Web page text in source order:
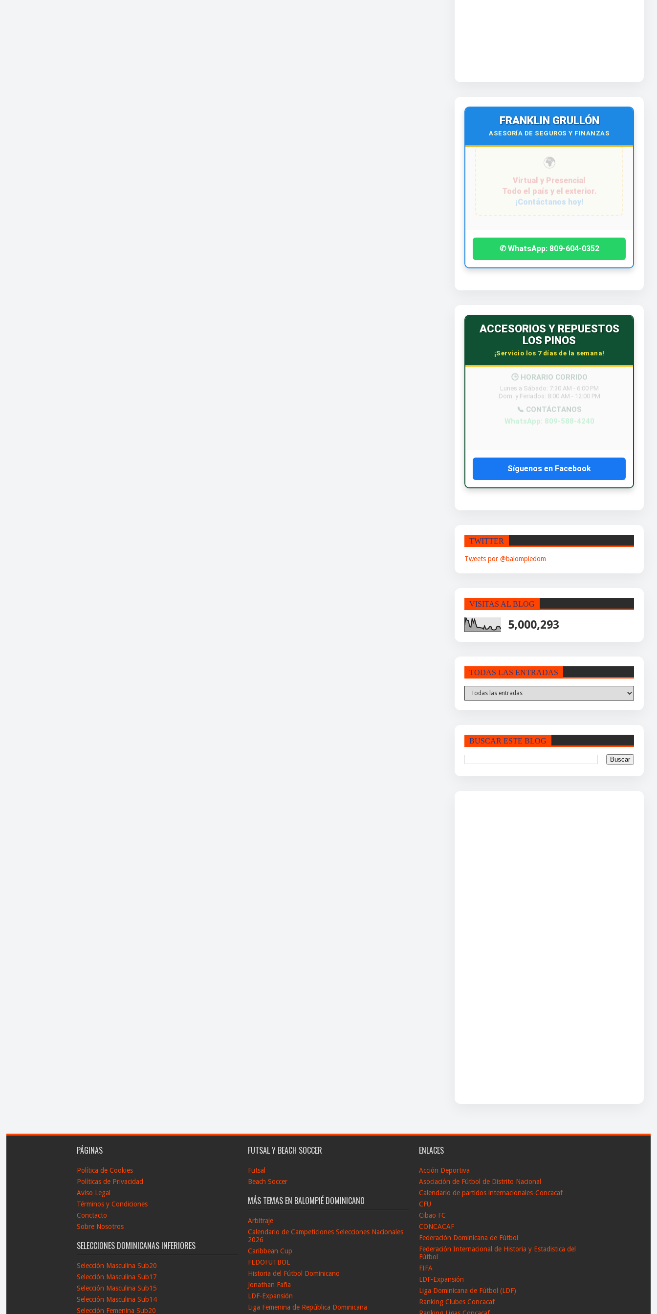
FRANKLIN GRULLÓN
ASESORÍA DE SEGUROS Y FINANZAS
¡Contáctanos hoy!
✆ WhatsApp: 809-604-0352
ACCESORIOS Y REPUESTOS
LOS PINOS
¡Servicio los 7 días de la semana!
Síguenos en Facebook
TWITTER
Tweets por @balompiedom
VISITAS AL BLOG
5,000,293
TODAS LAS ENTRADAS
BUSCAR ESTE BLOG
PÁGINAS
Política de Cookies
Políticas de Privacidad
Aviso Legal
Términos y Condiciones
Conctacto
Sobre Nosotros
SELECCIONES DOMINICANAS INFERIORES
Selección Masculina Sub20
Selección Masculina Sub17
Selección Masculina Sub15
Selección Masculina Sub14
Selección Femenina Sub20
FUTSAL Y BEACH SOCCER
Futsal
Beach Soccer
MÁS TEMAS EN BALOMPIÉ DOMINICANO
Arbitraje
Calendario de Campeticiones Selecciones Nacionales
2026
Caribbean Cup
FEDOFUTBOL
Historia del Fútbol Dominicano
Jonathan Faña
LDF-Expansión
Liga Femenina de República Dominicana
ENLACES
Acción Deportiva
Asociación de Fútbol de Distrito Nacional
Calendario de partidos internacionales-Concacaf
CFU
Cibao FC
CONCACAF
Federación Dominicana de Fútbol
Federación Internacional de Historia y Estadistica del
Fútbol
FIFA
LDF-Expansión
Liga Dominicana de Fútbol (LDF)
Ranking Clubes Concacaf